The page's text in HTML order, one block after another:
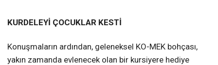
KURDELEYİ ÇOCUKLAR KESTİ
Konuşmaların ardından, geleneksel KO-MEK bohçası,
yakın zamanda evlenecek olan bir kursiyere hediye